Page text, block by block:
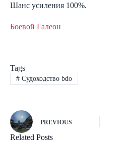
Шанс усиления 100%.
Боевой Галеон
Tags
#Судоходство bdo
PREVIOUS
Related Posts